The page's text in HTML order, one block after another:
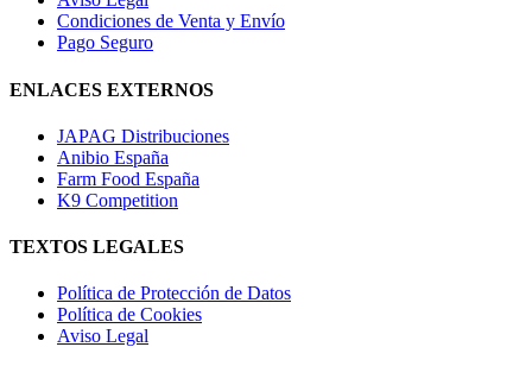
Condiciones de Venta y Envío
Pago Seguro
ENLACES EXTERNOS
JAPAG Distribuciones
Anibio España
Farm Food España
K9 Competition
TEXTOS LEGALES
Política de Protección de Datos
Política de Cookies
Aviso Legal